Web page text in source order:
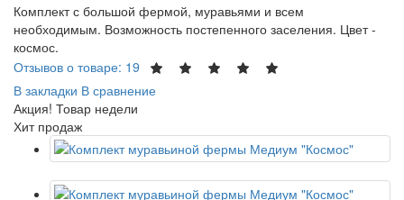
Комплект с большой фермой, муравьями и всем
необходимым. Возможность постепенного заселения. Цвет -
космос.
Отзывов о товаре: 19
В закладки В сравнение
Акция! Товар недели
Хит продаж